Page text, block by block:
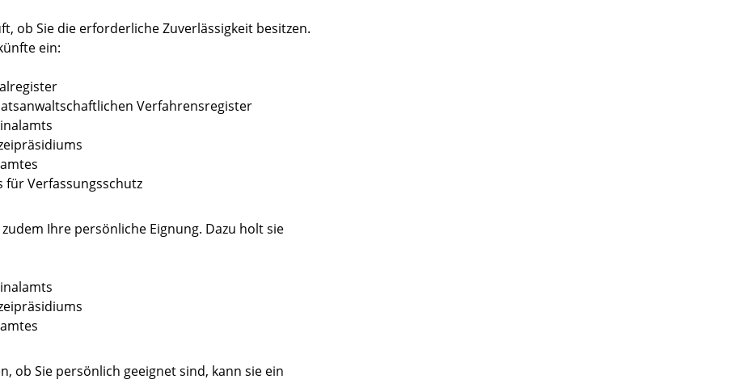
ob Sie die erforderliche Zuverlässigkeit besitzen.
ein:
Verfahrensregister
für Verfassungsschutz
Ihre persönliche Eignung. Dazu holt sie
ob Sie persönlich geeignet sind, kann sie ein